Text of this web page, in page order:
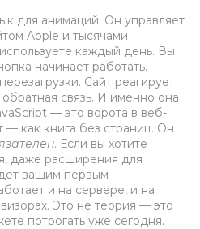
для анимаций. Он управляет
Apple и тысячами
каждый день. Вы
начинает работать.
Сайт реагирует
связь. И именно она
— это ворота в веб-
— как книга без страниц. Он
. Если вы хотите
даже расширения для
вашим первым
и на сервере, и на
Это не теория — это
потрогать уже сегодня.